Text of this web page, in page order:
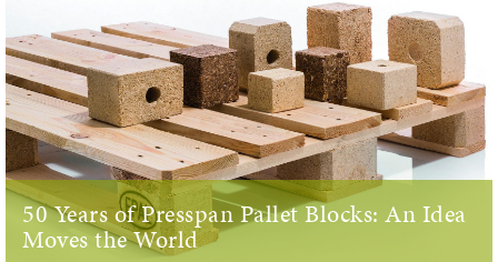
50 Years of Presspan Pallet Blocks: An Idea
Moves the World